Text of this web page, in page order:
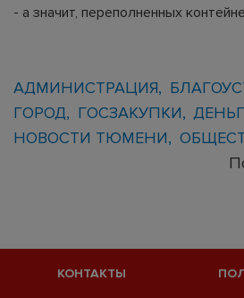
- а значит, переполненных
АДМИНИСТРАЦИЯ
ГОРОД
ГОСЗАКУПКИ
НОВОСТИ ТЮМЕНИ
КОНТАКТЫ